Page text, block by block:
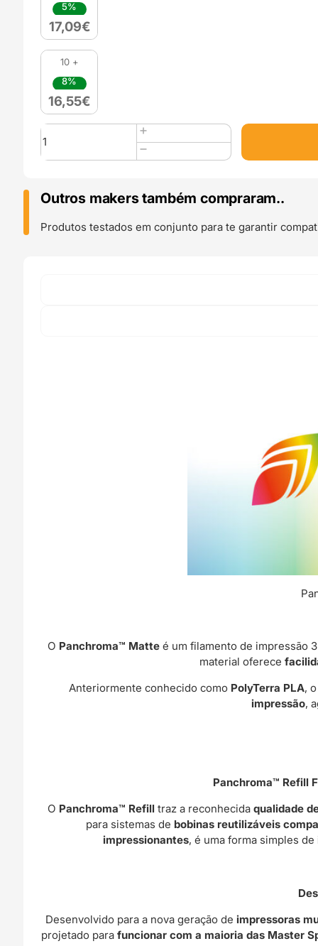
5%
17,09€
10 +
8%
16,55€
Quantidade
de
Panchroma
Matte
1Kg
Outros makers também compraram..
Produtos testados em conjunto para te garantir
O Panchroma™ Matteé um filamento de impressão
material oferece
Anteriormente conhecido como PolyTerra PLA,
impressão,
Panchroma™ Refill
O Panchroma™ Refill traz a reconhecida qualidade
para sistemas de bobinas reutilizáveis
impressionantes, é uma forma simples de
Desenvolvido para a nova geração de impressoras
projetado para funcionar com a maioria das Master